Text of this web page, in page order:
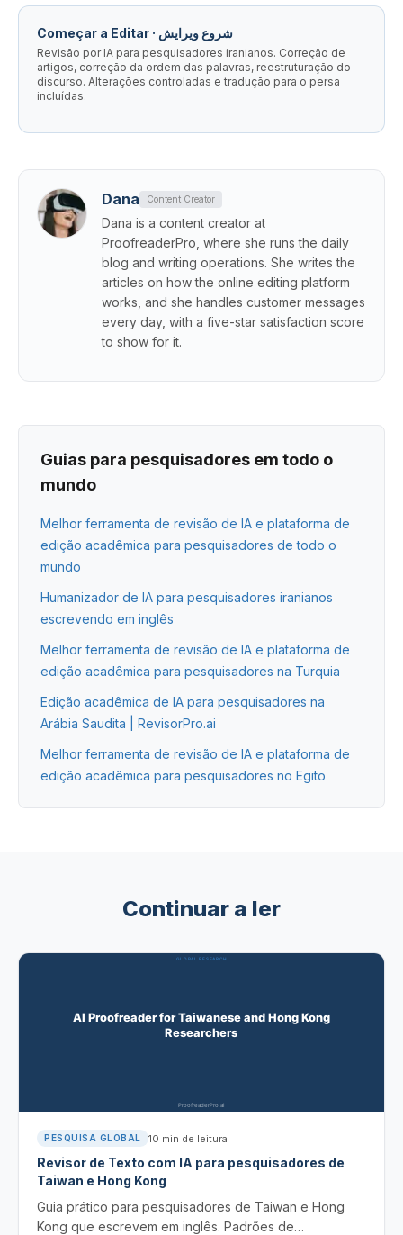
Começar a Editar · شروع ویرایش
Revisão por IA para pesquisadores iranianos. Correção de
artigos, correção da ordem das palavras, reestruturação do
discurso. Alterações controladas e tradução para o persa
incluídas.
Dana Content Creator
Dana is a content creator at
ProofreaderPro, where she runs the daily
blog and writing operations. She writes the
articles on how the online editing platform
works, and she handles customer messages
every day, with a five-star satisfaction score
to show for it.
Guias para pesquisadores em todo o
mundo
Melhor ferramenta de revisão de IA e plataforma de
edição acadêmica para pesquisadores de todo o
mundo
Humanizador de IA para pesquisadores iranianos
escrevendo em inglês
Melhor ferramenta de revisão de IA e plataforma de
edição acadêmica para pesquisadores na Turquia
Edição acadêmica de IA para pesquisadores na
Arábia Saudita | RevisorPro.ai
Melhor ferramenta de revisão de IA e plataforma de
edição acadêmica para pesquisadores no Egito
Continuar a ler
PESQUISA GLOBAL 10 min de leitura
Revisor de Texto com IA para pesquisadores de
Taiwan e Hong Kong
Guia prático para pesquisadores de Taiwan e Hong
Kong que escrevem em inglês. Padrões de